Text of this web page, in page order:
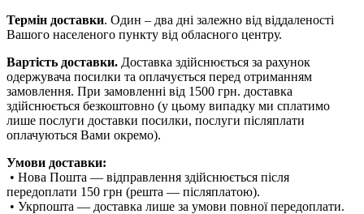
Термін доставки. Один – два дні залежно від віддаленості
Вашого населеного пункту від обласного центру.
Вартість доставки. Доставка здійснюється за рахунок
одержувача посилки та оплачується перед отриманням
замовлення. При замовленні від 1500 грн. доставка
здійснюється безкоштовно (у цьому випадку ми сплатимо
лише послуги доставки посилки, послуги післяплати
оплачуються Вами окремо).
Умови доставки:
• Нова Пошта — відправлення здійснюється після
передоплати 150 грн (решта — післяплатою).
• Укрпошта — доставка лише за умови повної передоплати.